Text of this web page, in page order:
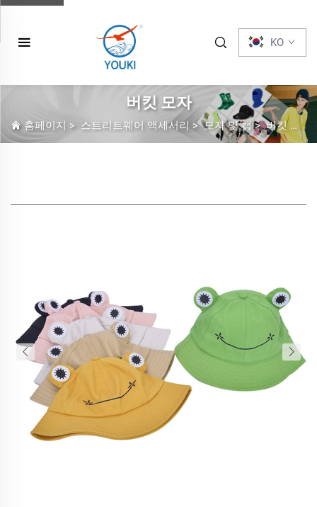
KO
버킷 모자
홈페이지 > 스트리트웨어 액세서리 >모자 및 캡>버킷 모자